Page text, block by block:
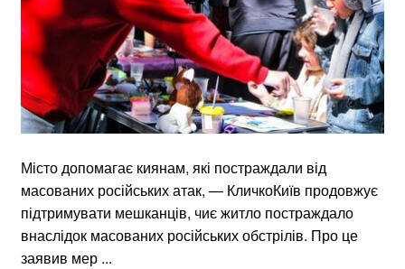
Місто допомагає киянам, які постраждали від
масованих російських атак, — КличкоКиїв продовжує
підтримувати мешканців, чиє житло постраждало
внаслідок масованих російських обстрілів. Про це
заявив мер ...